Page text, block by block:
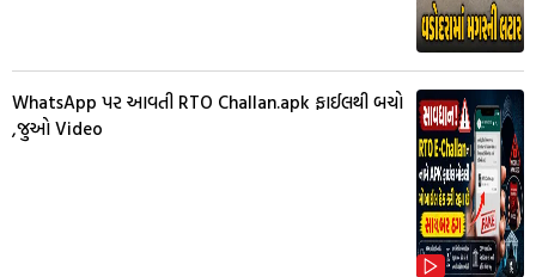
WhatsApp પર આવતી RTO Challan.apk ફાઈલથી બચો
,જુઓ Video